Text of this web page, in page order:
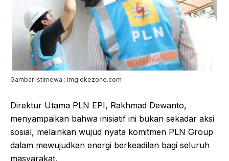
Gambar Istimewa : img.okezone.com
Direktur Utama PLN EPI, Rakhmad Dewanto,
menyampaikan bahwa inisiatif ini bukan sekadar aksi
sosial, melainkan wujud nyata komitmen PLN Group
dalam mewujudkan energi berkeadilan bagi seluruh
masyarakat.